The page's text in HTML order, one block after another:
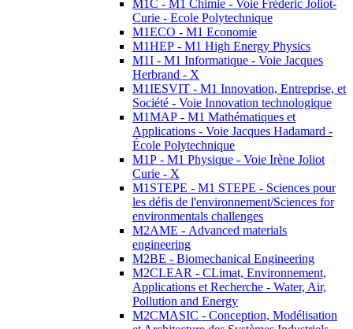
M1C - M1 Chimie - Voie Fréderic Joliot-
Curie - Ecole Polytechnique
M1ECO - M1 Economie
M1HEP - M1 High Energy Physics
M1I - M1 Informatique - Voie Jacques
Herbrand - X
M1IESVIT - M1 Innovation, Entreprise, et
Société - Voie Innovation technologique
M1MAP - M1 Mathématiques et
Applications - Voie Jacques Hadamard -
École Polytechnique
M1P - M1 Physique - Voie Irène Joliot
Curie - X
M1STEPE - M1 STEPE - Sciences pour
les défis de l'environnement/Sciences for
environmentals challenges
M2AME - Advanced materials
engineering
M2BE - Biomechanical Engineering
M2CLEAR - CLimat, Environnement,
Applications et Recherche - Water, Air,
Pollution and Energy
M2CMASIC - Conception, Modélisation